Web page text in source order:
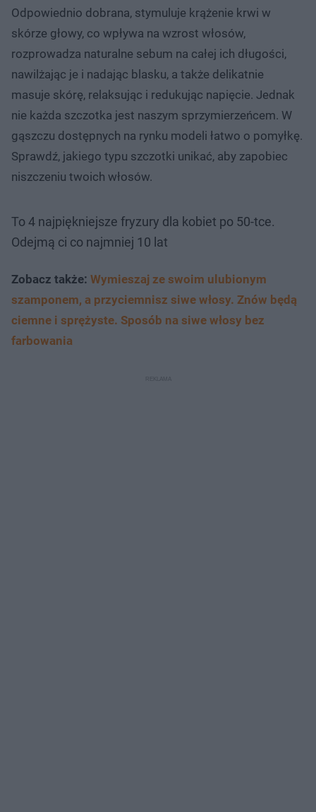
Odpowiednio dobrana, stymuluje krążenie krwi w
skórze głowy, co wpływa na wzrost włosów,
rozprowadza naturalne sebum na całej ich długości,
nawilżając je i nadając blasku, a także delikatnie
masuje skórę, relaksując i redukując napięcie. Jednak
nie każda szczotka jest naszym sprzymierzeńcem. W
gąszczu dostępnych na rynku modeli łatwo o pomyłkę.
Sprawdź, jakiego typu szczotki unikać, aby zapobiec
niszczeniu twoich włosów.
To 4 najpiękniejsze fryzury dla kobiet po 50-tce.
Odejmą ci co najmniej 10 lat
Zobacz także: Wymieszaj ze swoim ulubionym
szamponem, a przyciemnisz siwe włosy. Znów będą
ciemne i sprężyste. Sposób na siwe włosy bez
farbowania